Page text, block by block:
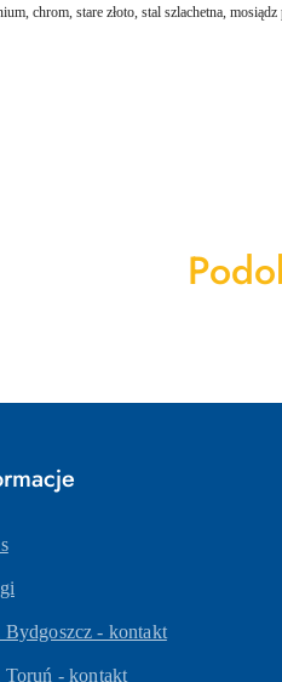
chrom, stare złoto, stal szlachetna, mosiądz
Bydgoszcz - kontakt
Toruń - kontakt